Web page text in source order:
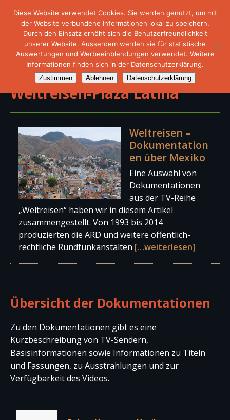
Weltreisen-Plaza Latina
Weltreisen –
Dokumentation
en über Mexiko
Eine Auswahl von
Dokumentationen
aus der TV-Reihe
„Weltreisen“ haben wir in diesem Artikel
zusammengestellt. Von 1993 bis 2014
produzierten die ARD und weitere öffentlich-
rechtliche Rundfunkanstalten […weiterlesen]
Übersicht der Dokumentationen
Zu den Dokumentationen gibt es eine
Kurzbeschreibung von TV-Sendern,
Basisinformationen sowie Informationen zu Titeln
und Fassungen, zu Ausstrahlungen und zur
Verfügbarkeit des Videos.
Diese Website verwendet Cookies. Sie werden genutzt, um mit
der Website verbundene Informationen lokal zu speichern.
Durch den Einsatz erhöht sich die Benutzerfreundlichkeit
unserer Website. Ausserdem werden sie für statistische
Auswertungen und Werbeeinblendungen verwendet. Weitere
Informationen finden sich in der Datenschutzerklärung.
Zustimmen Ablehnen Datenschutzerklärung